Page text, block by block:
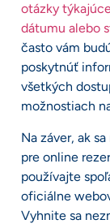
otázky
dátumu alebo
často vám
poskytnúť
všetkých
možnostiach
Na záver, ak
pre online
používajte
oficiálne
Vyhnite sa